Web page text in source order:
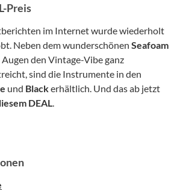
Preis
im Internet wurde wiederholt
Neben dem wunderschönen Seafoam
Augen den Vintage-Vibe ganz
sind die Instrumente in den
und Blackerhältlich. Und das ab jetzt
DEAL.